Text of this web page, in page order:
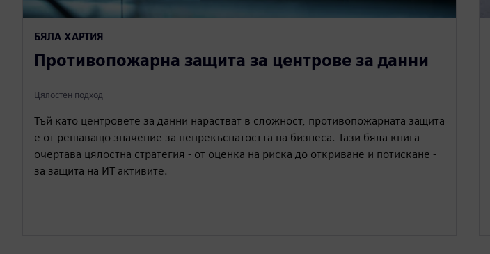
БЯЛА ХАРТИЯ
Противопожарна защита за центрове за данни
Цялостен подход
Тъй като центровете за данни нарастват в сложност, противопожарната защита
е от решаващо значение за непрекъснатостта на бизнеса. Тази бяла книга
очертава цялостна стратегия - от оценка на риска до откриване и потискане -
за защита на ИТ активите.